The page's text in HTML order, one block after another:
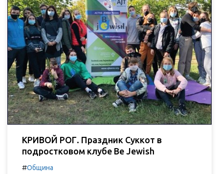
КРИВОЙ РОГ. Праздник Суккот в
подростковом клубе Be Jewish
#Община